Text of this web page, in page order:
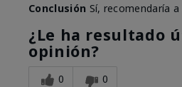
Conclusión Sí, recomendaría
¿Le ha resultado
opinión?
0 0